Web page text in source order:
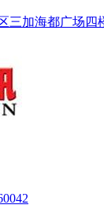
三加海都广场四